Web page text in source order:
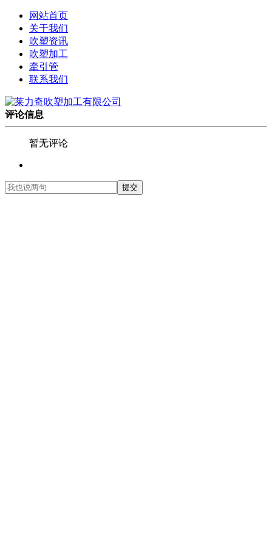
网站首页
关于我们
吹塑资讯
吹塑加工
牵引管
联系我们
评论信息
暂无评论
提交